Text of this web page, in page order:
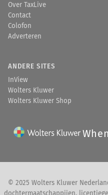
Over TaxLive
Contact
Colofon
Adverteren
ANDERE SITES
InView
Wolters Kluwer
Wolters Kluwer Shop
© 2025 Wolters Kluwer